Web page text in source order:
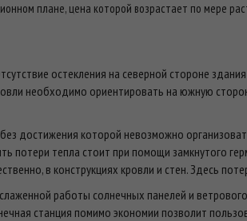
плане, цена которой возрастает по мере
остекления на северной стороне
необходимо ориентировать на южную
достижения которой невозможно
потери тепла стоит при помощи замкнутого
в конструкциях кровли и стен. Здесь
работы солнечных панелей и
станция помимо экономии позволит